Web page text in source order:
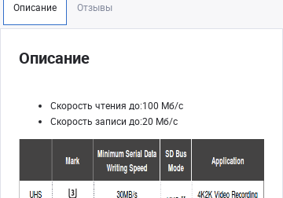
Описание Отзывы
Описание
Скорость чтения до:100 Мб/с
Скорость записи до:20 Мб/с